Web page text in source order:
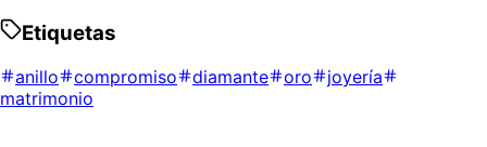
Etiquetas
anillo compromiso diamante oro
joyería
matrimonio